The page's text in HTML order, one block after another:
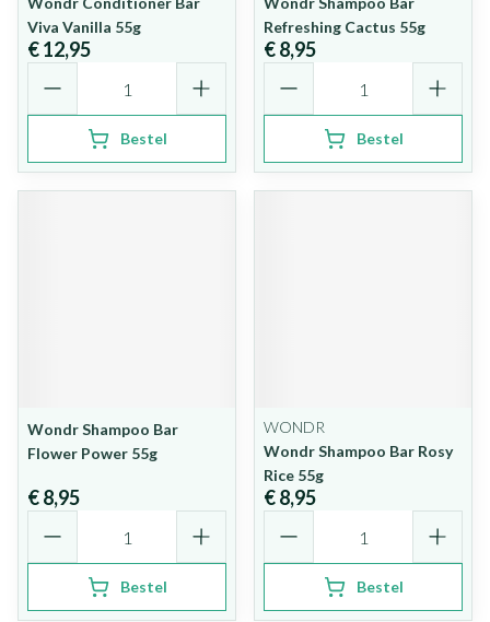
Viva Vanilla 55g
€ 12,95
Bestel
Refreshing Cactus 55g
€ 8,95
Bestel
Wondr Shampoo Bar
Flower Power 55g
€ 8,95
Bestel
WONDR
Wondr Shampoo Bar Rosy
Rice 55g
€ 8,95
Bestel